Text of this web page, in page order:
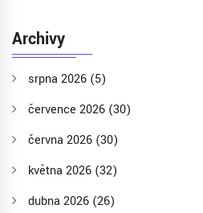
Archivy
srpna 2026 (5)
července 2026 (30)
června 2026 (30)
května 2026 (32)
dubna 2026 (26)